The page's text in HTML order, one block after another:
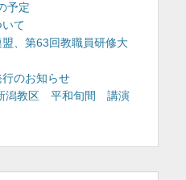
予定
て
、第63回教職員研修大
のお知らせ
潟教区 平和旬間 講演